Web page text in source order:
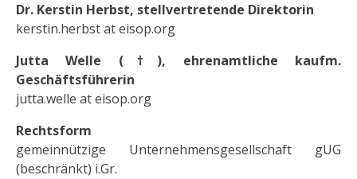
Dr. Kerstin Herbst, stellvertretende Direktorin
kerstin.herbst at eisop.org
Jutta Welle († ), ehrenamtliche kaufm.
Geschäftsführerin
jutta.welle at eisop.org
Rechtsform
gemeinnützige Unternehmensgesellschaft gUG
(beschränkt) i.Gr.